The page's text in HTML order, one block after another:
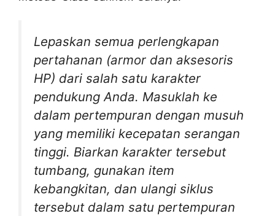
Lepaskan semua perlengkapan
pertahanan (armor dan aksesoris
HP) dari salah satu karakter
pendukung Anda. Masuklah ke
dalam pertempuran dengan musuh
yang memiliki kecepatan serangan
tinggi. Biarkan karakter tersebut
tumbang, gunakan item
kebangkitan, dan ulangi siklus
tersebut dalam satu pertempuran